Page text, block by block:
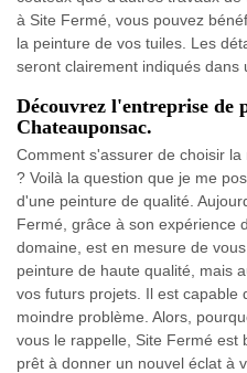
à Site Fermé, vous pouvez
la peinture de vos tuiles. Les
seront clairement indiqués dans
Découvrez l'entreprise de
Chateauponsac.
Comment s'assurer de choisir
? Voilà la question que je me
d'une peinture de qualité.
Fermé, grâce à son expérience
domaine, est en mesure de
peinture de haute qualité, mais
vos futurs projets. Il est capable
moindre problème. Alors,
vous le rappelle, Site Fermé est
prêt à donner un nouvel éclat à